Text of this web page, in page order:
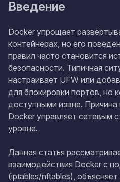
Введение
Docker упрощает
контейнерах, но его
правил часто становится
безопасности. Типичная
настраивает UFW или
для блокировки портов, но
доступными извне. Причина
Docker управляет сетевым
уровне.
Данная статья
взаимодействия Docker с
(iptables/nftables),